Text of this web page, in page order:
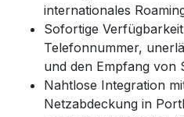
internationales
Sofortige
Telefonnummer,
und den Empfang von
Nahtlose Integration
Netzabdeckung in